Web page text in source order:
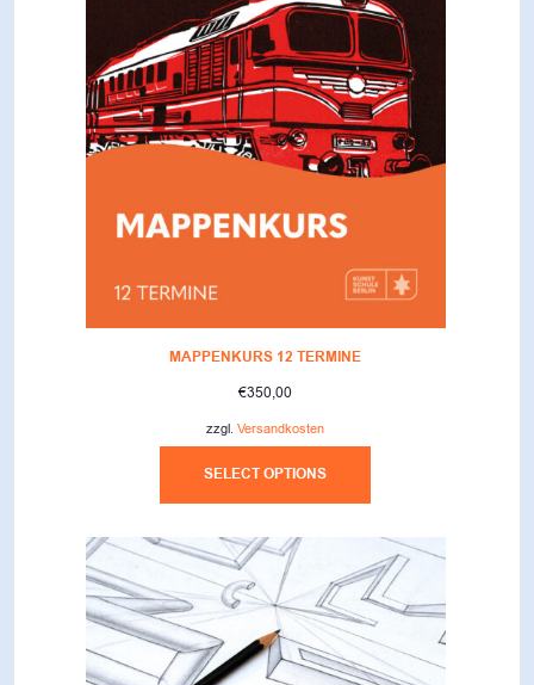
MAPPENKURS 12 TERMINE
€350,00
zzgl.Versandkosten
SELECT OPTIONS